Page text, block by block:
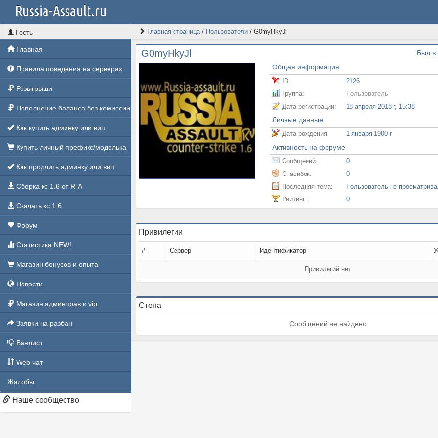
Russia-Assault.ru
Гость
Главная
Правила поведения на серверах
Розыгрыши
Пополнение баланса без комиссии
Как купить админку или вип
Купить личный префикс/моделька
Как продлить админку или вип
Сборка кс 1.6 от R-A
Скачать кс 1.6
Форум
Статистика NEW!
Магазин бонусов и опыта
Новости
Магазин админправ и vip
Заявки на разбан
Банлист
Web чат
Жалобы
Наше сообщество
Главная страница/ Пользователи/ G0myHkyJl
G0myHkyJl
Был в
Общая информация
ID:
2126
Группа:
Пользователь
Дата регистрации:
18 апреля 2018 г, 15:38
Личные данные
Дата рождения: 1 января 1900 г
Активность на форуме
Сообщений:
0
Спасибок:
0
Последняя тема:
Пользователь не
Рейтинг:
0
Привилегии
# Сервер Идентификатор
Привилегий нет
Стена
Сообщений не найдено